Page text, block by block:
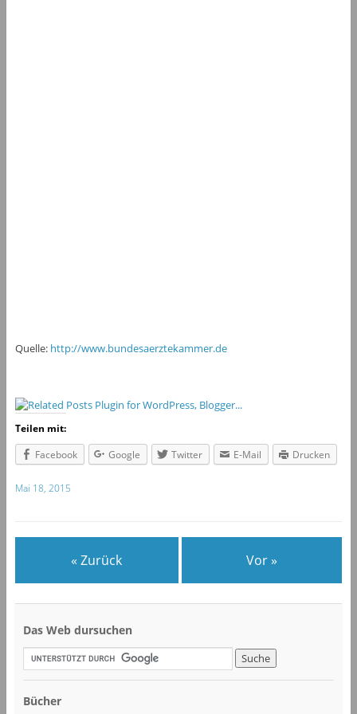
Quelle: http://www.bundesaerztekammer.de
Teilen mit:
Facebook
Google Twitter E-Mail Drucken
Mai 18, 2015
« Zurück Vor »
Das Web dursuchen
Bücher